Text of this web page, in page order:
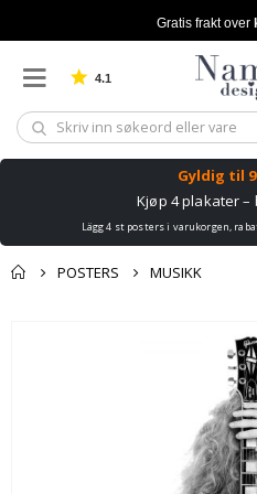
Gratis frakt over
4.1 Basert på 1030
Gyldig til
Kjøp 4 plakater –
Lägg 4 st posters i varukorgen,
POSTERS MUSIKK